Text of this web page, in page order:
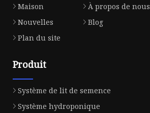
Maison À propos de nous
Nouvelles
Blog
Plan du site
Produit
Système de lit de semence
Système hydroponique